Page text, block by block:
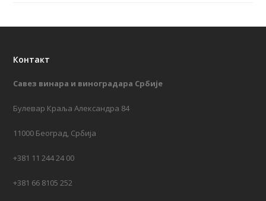
Контакт
Савез винара и виноградара Србије
Булевар Краља Александра 84
11000 Београд, Србија
+381 11 244 24 00
+381 66 8105 252